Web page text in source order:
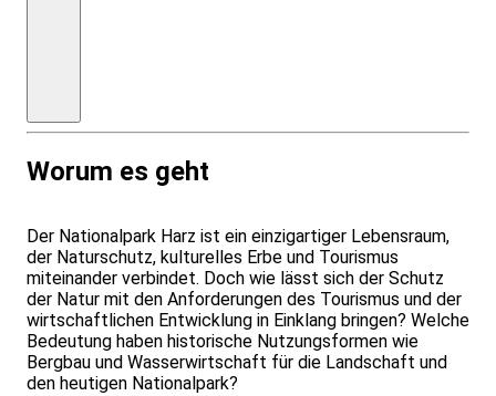
Worum es geht
Der Nationalpark Harz ist ein einzigartiger Lebensraum,
der Naturschutz, kulturelles Erbe und Tourismus
miteinander verbindet. Doch wie lässt sich der Schutz
der Natur mit den Anforderungen des Tourismus und der
wirtschaftlichen Entwicklung in Einklang bringen? Welche
Bedeutung haben historische Nutzungsformen wie
Bergbau und Wasserwirtschaft für die Landschaft und
den heutigen Nationalpark?